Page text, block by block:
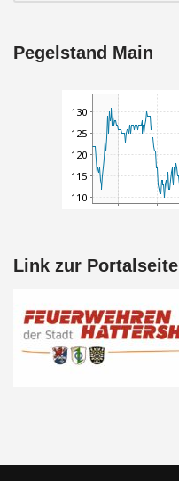
Pegelstand Main
Link zur Portalseite